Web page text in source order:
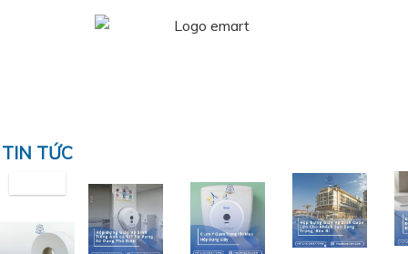
TIN TỨC